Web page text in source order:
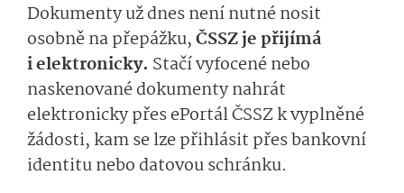
Dokumenty už dnes není nutné nosit
osobně na přepážku,ČSSZ je přijímá
i elektronicky. Stačí vyfocené nebo
naskenované dokumenty nahrát
elektronicky přes ePortál ČSSZ k vyplněné
žádosti, kam se lze přihlásit přes bankovní
identitu nebo datovou schránku.